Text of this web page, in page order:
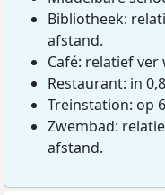
Bibliotheek:
afstand.
Café: relatief
Restaurant: in
Treinstation: op
Zwembad:
afstand.